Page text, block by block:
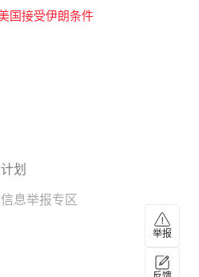
国接受伊朗条件
，募集资金总额37亿
、贺伟等，限售期均
划
息举报专区
举报